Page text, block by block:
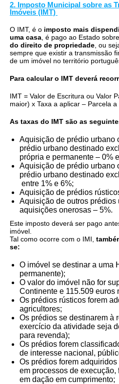
2. Imposto Municipal sobre as
Imóveis (IMT)
O IMT, é o imposto mais
uma casa , é pago ao Estado
do direito de propriedade , ou
sempre que existir a transmissão
de um imóvel no território
Para calcular o IMT deverá
IMT = Valor de Escritura ou Valor
maior) x Taxa a aplicar – Parcela
As taxas do IMT são as
Aquisição de prédio urbano
prédio urbano destinado
própria e permanente – 0%
Aquisição de prédio urbano
prédio urbano destinado
entre 1% e 6%;
Aquisição de prédios
Aquisição de outros prédios
aquisições onerosas – 5%.
Este imposto deverá ser pago
imóvel.
Tal como ocorre com o IMI,
se:
O imóvel se destinar a uma
permanente);
O valor do imóvel não for
Continente e 115.509 euros
Os prédios rústicos forem
agricultores;
Os prédios se destinarem à
exercício da atividade seja
para revenda);
Os prédios forem
de interesse nacional,
Os prédios forem
em processos de
em dação em cumprimento;